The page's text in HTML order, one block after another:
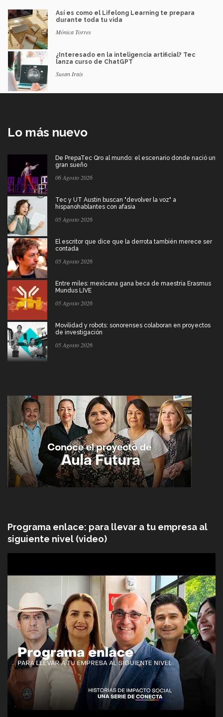
Así es como el Lifelong Learning te prepara
durante toda tu vida
Mónica Torres
¿Interesado en la inteligencia artificial? Tec
lanza curso de ChatGPT
Susan Irais
Lo más nuevo
De PrepaTec Qro al mundo: el escenario donde nació un
gran sueño
06 Agosto 2026
Tec y UT Austin buscan "devolver la voz" a
hispanohablantes con afasia
05 Agosto 2026
El escritor que dice que la derrota también merece ser
contada
05 Agosto 2026
Entre miles: mexicana gana beca de maestría Erasmus
Mundus LIVE
05 Agosto 2026
Movilidad y robots: sonorenses colaboran en proyectos
de investigación
05 Agosto 2026
Programa enlace: para llevar a tu empresa al
siguiente nivel (video)